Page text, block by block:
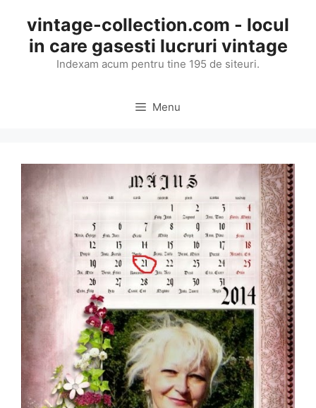
content
vintage-collection.com - locul
in care gasesti lucruri vintage
Indexam acum pentru tine 195 de siteuri.
Menu